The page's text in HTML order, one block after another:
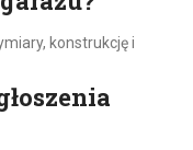
konstrukcję i